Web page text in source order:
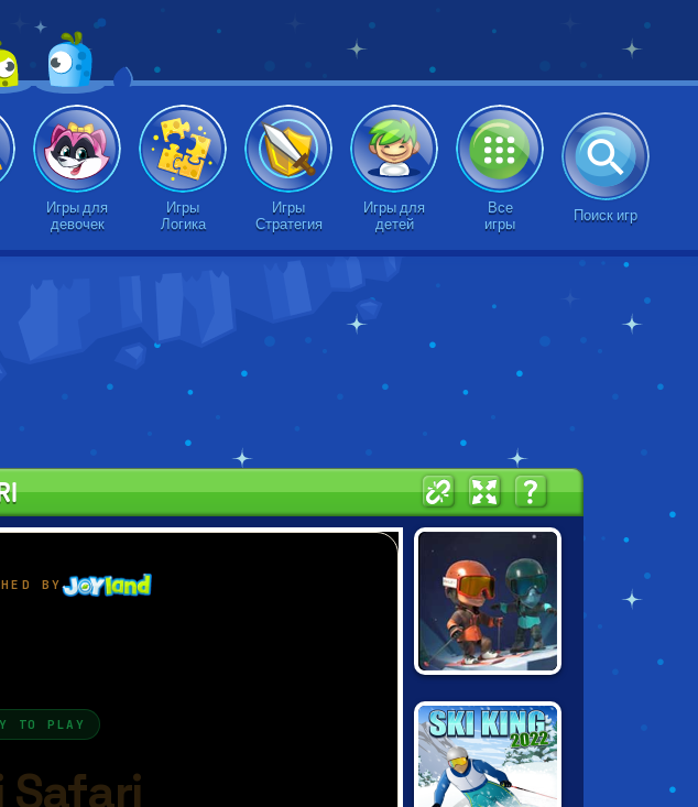
Игры для
девочек
Игры
Логика
Игры
Стратегия
Игры для
детей
Все
игры
Поиск игр
STUNTS X3M